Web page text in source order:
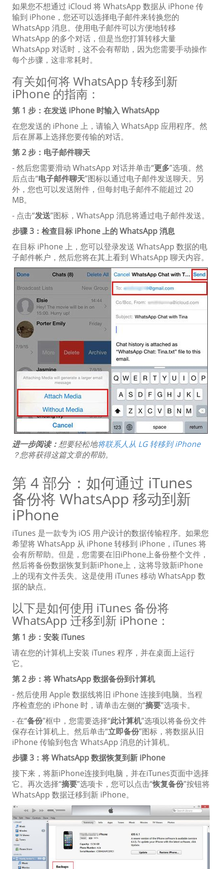
如果您不想通过 iCloud 将 WhatsApp 数据从 iPhone 传
输到 iPhone，您还可以选择电子邮件来转换您的
WhatsApp 消息。使用电子邮件可以方便地转移
WhatsApp 的多个对话，但是当您打算转移大量
WhatsApp 对话时，这不会有帮助，因为您需要手动操作
每个步骤，这非常耗时。
有关如何将 WhatsApp 转移到新
iPhone 的指南：
第 1 步：在发送 iPhone 时输入 WhatsApp
在您发送的 iPhone 上，请输入 WhatsApp 应用程序。然
后在屏幕上选择您要传输的对话。
第 2 步：电子邮件聊天
- 然后您需要滑动 WhatsApp 对话并单击“更多”选项。然
后点击“电子邮件聊天”图标以通过电子邮件发送聊天。另
外，您也可以发送附件，但每封电子邮件不能超过 20
MB。
- 点击“发送”图标，WhatsApp 消息将通过电子邮件发送。
步骤 3：检查目标 iPhone 上的 WhatsApp 消息
在目标 iPhone 上，您可以登录发送 WhatsApp 数据的电
子邮件帐户，然后您将在其上看到 WhatsApp 聊天内容。
进一步阅读： 想要轻松地将联系人从 LG 转移到 iPhone
？您将获得这篇文章的帮助。
第 4 部分：如何通过 iTunes
备份将 WhatsApp 移动到新
iPhone
iTunes 是一款专为 iOS 用户设计的数据传输程序。如果您
希望将 WhatsApp 从 iPhone 转移到 iPhone，iTunes 将
会有所帮助。但是，您需要在旧iPhone上备份整个文件，
然后将备份数据恢复到新iPhone上，这将导致新iPhone
上的现有文件丢失。这是使用 iTunes 移动 WhatsApp 数
据的缺点。
以下是如何使用 iTunes 备份将
WhatsApp 迁移到新 iPhone：
第 1 步：安装 iTunes
请在您的计算机上安装 iTunes 程序，并在桌面上运行
它。
第 2 步：将 WhatsApp 数据备份到计算机
- 然后使用 Apple 数据线将旧 iPhone 连接到电脑。当程
序检查您的 iPhone 时，请单击左侧的“摘要”选项卡。
- 在“备份”框中，您需要选择“此计算机”选项以将备份文件
保存在计算机上。然后单击“立即备份”图标，将数据从旧
iPhone 传输到包含 WhatsApp 消息的计算机。
步骤 3：将 WhatsApp 数据恢复到新 iPhone
接下来，将新iPhone连接到电脑，并在iTunes页面中选择
它。再次选择“摘要”选项卡，您可以点击“恢复备份”按钮将
WhatsApp 数据迁移到新 iPhone。